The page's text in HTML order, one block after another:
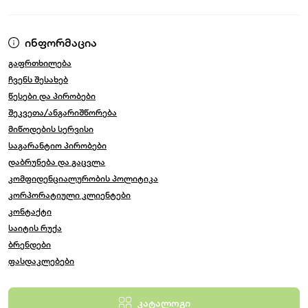
ინფორმაცია
გაფრთხილება
ჩვენს შესახებ
წესები და პირობები
შეკვეთა/ანგარიშწორება
მიწოდების სერვისი
საგარანტიო პირობები
დაბრუნება და გაცვლა
კომფიდენციალურობის პოლიტიკა
კორპორატიული კლიენტები
კონტაქტი
საიტის რუქა
ბრენდები
ფასდაკლებები
კატალოგი